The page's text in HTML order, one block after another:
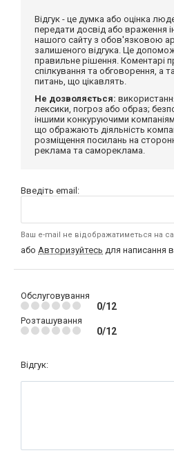
Відгук - це думка або оцінка
передати досвід або враження
нашого сайту з обов'язковою
залишеного відгука. Це
правильне рішення. Коментарі
спілкування та обговорення, а
питань, що цікавлять.
Не дозволяється:
лексики, погроз або образ;
іншими конкуруючими
що ображають діяльність
розміщення посилань на
реклама та самореклама.
Введіть email:
Ваш e-mail не відображатиметься на
або Авторизуйтесь для написання
Обслуговування
0/12
Розташування
0/12
Відгук: